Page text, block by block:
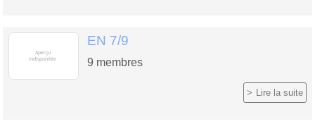
EN 7/9
9 membres
Lire la suite